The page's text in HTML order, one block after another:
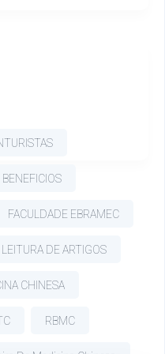
BENEFICIOS
FACULDADE EBRAMEC
LEITURA DE ARTIGOS
CHINESA
RBMC